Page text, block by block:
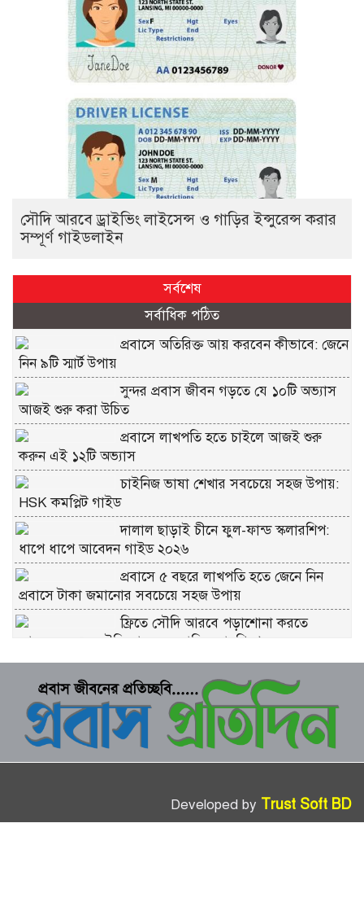
সৌদি আরবে ড্রাইভিং লাইসেন্স ও গাড়ির ইন্সুরেন্স করার
সম্পূর্ণ গাইডলাইন
সর্বশেষ
সর্বাধিক পঠিত
প্রবাসে অতিরিক্ত আয় করবেন কীভাবে: জেনে
নিন ৯টি স্মার্ট উপায়
সুন্দর প্রবাস জীবন গড়তে যে ১০টি অভ্যাস
আজই শুরু করা উচিত
প্রবাসে লাখপতি হতে চাইলে আজই শুরু
করুন এই ১২টি অভ্যাস
চাইনিজ ভাষা শেখার সবচেয়ে সহজ উপায়:
HSK কমপ্লিট গাইড
দালাল ছাড়াই চীনে ফুল-ফান্ড স্কলারশিপ:
ধাপে ধাপে আবেদন গাইড ২০২৬
প্রবাসে ৫ বছরে লাখপতি হতে জেনে নিন
প্রবাসে টাকা জমানোর সবচেয়ে সহজ উপায়
ফ্রিতে সৌদি আরবে পড়াশোনা করতে
আবেদন করুন সৌদি আরব সরকারি স্কলারশিপে
কুরবানীর প্রতিটি পশমে সওয়াব: ইসলাম কী
বলে জানুন
ভাগে কুরবানি দেওয়ার নিয়ম: সবচেয়ে সহজ
ব্যাখ্যা
Developed by Trust Soft BD